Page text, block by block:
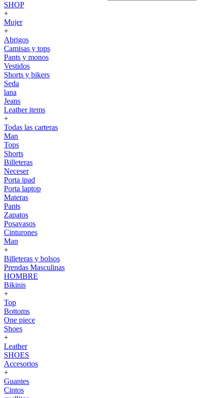
SHOP
+
Mujer
+
Abrigos
Camisas y tops
Pants y monos
Vestidos
Shorts y bikers
Seda
lana
Jeans
Leather items
+
Todas las carteras
Man
Tops
Shorts
Billeteras
Neceser
Porta ipad
Porta laptop
Materas
Pants
Zapatos
Posavasos
Cinturones
Man
+
Billeteras y bolsos
Prendas Masculinas
HOMBRE
Bikinis
+
Top
Bottoms
One piece
Shoes
+
Leather
SHOES
Accesorios
+
Guantes
Cintos